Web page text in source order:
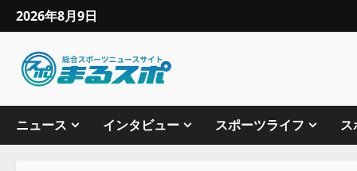
2026年8月9日
ニュース インタビュー スポーツライフ ス